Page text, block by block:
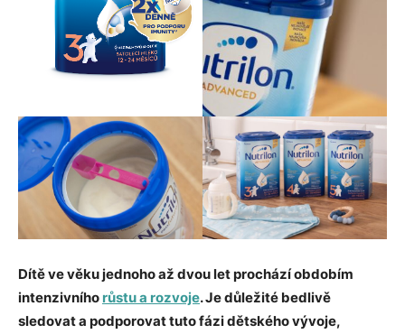
Dítě ve věku jednoho až dvou let prochází obdobím
intenzivního růstu a rozvoje. Je důležité bedlivě
sledovat a podporovat tuto fázi dětského vývoje,